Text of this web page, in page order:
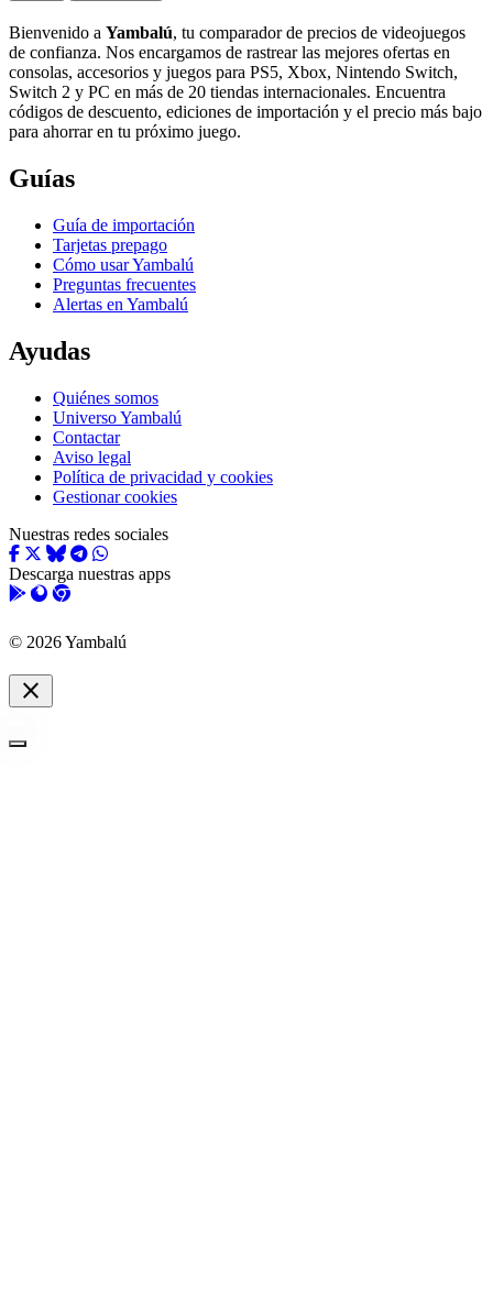
Bienvenido a Yambalú, tu comparador de precios de videojuegos
de confianza. Nos encargamos de rastrear las mejores ofertas en
consolas, accesorios y juegos para PS5, Xbox, Nintendo Switch,
Switch 2 y PC en más de 20 tiendas internacionales. Encuentra
códigos de descuento, ediciones de importación y el precio más bajo
para ahorrar en tu próximo juego.
Guías
Guía de importación
Tarjetas prepago
Cómo usar Yambalú
Preguntas frecuentes
Alertas en Yambalú
Ayudas
Quiénes somos
Universo Yambalú
Contactar
Aviso legal
Política de privacidad y cookies
Gestionar cookies
Nuestras redes sociales
Descarga nuestras apps
© 2026 Yambalú
close